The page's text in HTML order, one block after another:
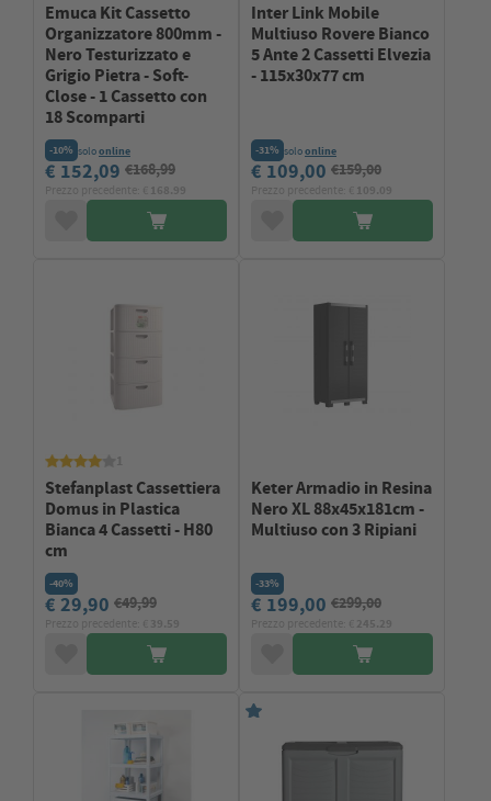
Emuca Kit Cassetto
Organizzatore 800mm -
Nero Testurizzato e
Grigio Pietra - Soft-
Close - 1 Cassetto con
18 Scomparti
-10% soloonline
€ 152,09 €168,99
Inter Link Mobile
Multiuso Rovere Bianco
5 Ante 2 Cassetti Elvezia
- 115x30x77 cm
-31% soloonline
€ 109,00 €159,00
Stefanplast Cassettiera
Domus in Plastica
Bianca 4 Cassetti - H80
cm
-40%
€ 29,90 €49,99
Keter Armadio in Resina
Nero XL 88x45x181cm -
Multiuso con 3 Ripiani
-33%
€ 199,00 €299,00